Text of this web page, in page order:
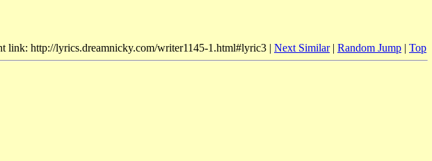
link: http://lyrics.dreamnicky.com/writer1145-1.html#lyric3 | Next Similar| Random Jump | Top